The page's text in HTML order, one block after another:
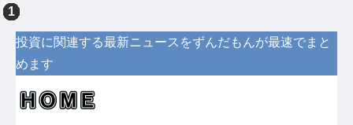
投資に関連する最新ニュースをずんだもんが最速でまと
めます